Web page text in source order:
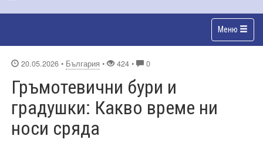
Меню
20.05.2026 • България • 424 • 0
Гръмотевични бури и
градушки: Какво време ни
носи сряда